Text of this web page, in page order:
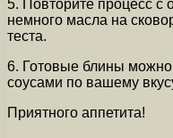
5. Повторите процесс с
немного масла на
теста.
6. Готовые блины
соусами по вашему
Приятного аппетита!